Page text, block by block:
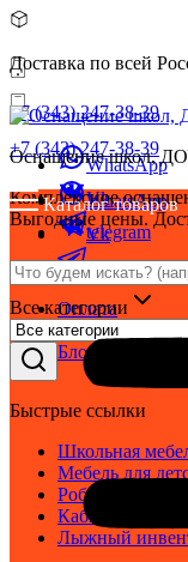
Доставка по всей
+7 (343) 247-38-39
WhatsApp
Vk
telegram
Оплата
Доставка
Блог
+7 (343) 247-38-39
WhatsApp
Vk
telegram
Оснащение школ,
Комплексное
Выгодные цены.
Все категории
Быстрые ссылки
Школьная
Мебель для
Робототехника
Кабинет ОБЗР
Лыжный
Каталог товаров